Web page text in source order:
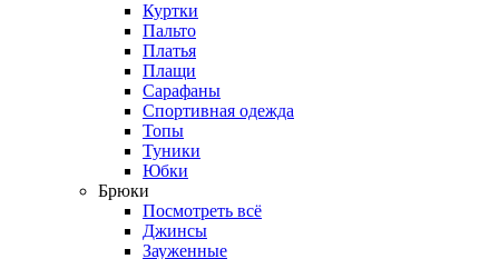
Куртки
Пальто
Платья
Плащи
Сарафаны
Спортивная одежда
Топы
Туники
Юбки
Брюки
Посмотреть всё
Джинсы
Зауженные